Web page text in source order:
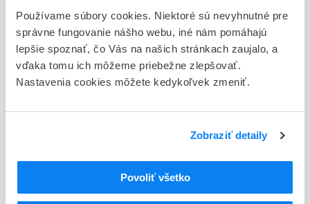
Používame súbory cookies. Niektoré sú nevyhnutné pre
správne fungovanie nášho webu, iné nám pomáhajú
lepšie spoznať, čo Vás na našich stránkach zaujalo, a
vďaka tomu ich môžeme priebežne zlepšovať.
Nastavenia cookies môžete kedykoľvek zmeniť.
Zobraziť detaily
Povoliť všetko
tbl flm 10x30 mg (blis. OPA/Al/PVC/Al)
Stav
R - Aktuálna registrácia
Decentralizovaná
TEVA Pharmaceuticals Slovakia s.r.o., Slovensko
Indikačná skupina